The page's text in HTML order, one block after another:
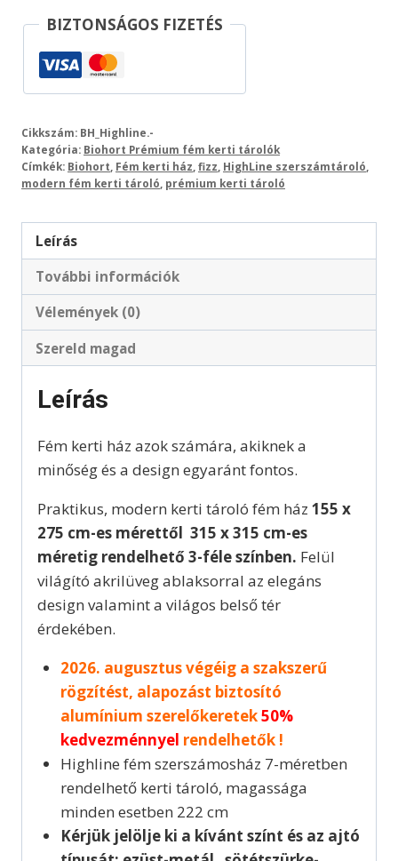
BIZTONSÁGOS FIZETÉS
Cikkszám: BH_Highline.-
Kategória: Biohort Prémium fém kerti tárolók
Címkék: Biohort, Fém kerti ház,fizz, HighLine szerszámtároló,
modern fém kerti tároló, prémium kerti tároló
Leírás
További információk
Vélemények (0)
Szereld magad
Leírás
Fém kerti ház azok számára, akiknek a
minőség és a design egyaránt fontos.
Praktikus, modern kerti tároló fém ház 155 x
275 cm-es mérettől 315 x 315 cm-es
méretig rendelhető 3-féle színben. Felül
világító akrilüveg ablaksorral az elegáns
design valamint a világos belső tér
érdekében.
2026. augusztus végéig a szakszerű
rögzítést, alapozást biztosító
alumínium szerelőkeretek50%
kedvezménnyel rendelhetők !
Highline fém szerszámosház 7-méretben
rendelhető kerti tároló, magassága
minden esetben 222 cm
Kérjük jelölje ki a kívánt színt és az ajtó